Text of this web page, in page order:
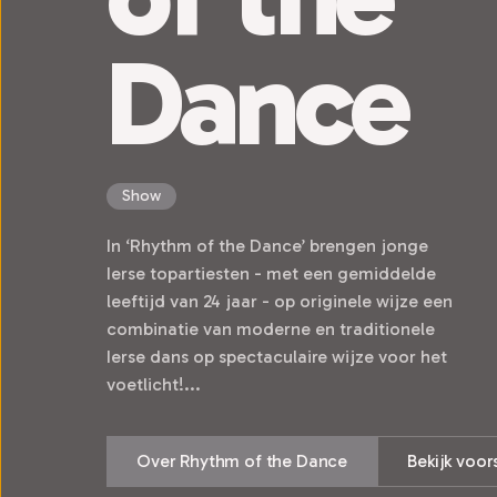
Dance
Show
In ‘Rhythm of the Dance’ brengen jonge
Ierse topartiesten - met een gemiddelde
leeftijd van 24 jaar - op originele wijze een
combinatie van moderne en traditionele
Ierse dans op spectaculaire wijze voor het
voetlicht!...
Over Rhythm of the Dance Bekijk